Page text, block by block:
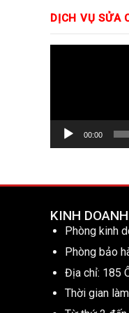
DỊCH VỤ SỬA
00:00
KINH
Phòng kinh
Phòng bảo
Địa chỉ: 185
Thời gian